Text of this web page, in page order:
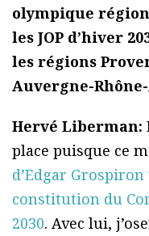
olympique
les JOP d’hiver
les régions
Auvergne-
Hervé Liberman:
place puisque ce
d’Edgar
constitution du
2030. Avec lui,